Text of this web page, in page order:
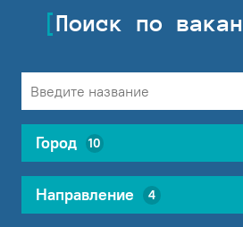
Поиск по
Город 10
Направление 4